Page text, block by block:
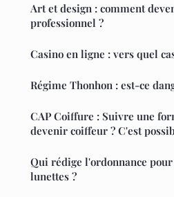
Art et design : comment
professionnel ?
Casino en ligne : vers quel
Régime Thonhon : est-ce
CAP Coiffure : Suivre une
devenir coiffeur ? C'est
Qui rédige l'ordonnance
lunettes ?